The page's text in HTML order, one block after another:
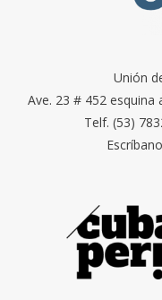
Unión
Ave. 23 # 452 esquina
Telf. (53)